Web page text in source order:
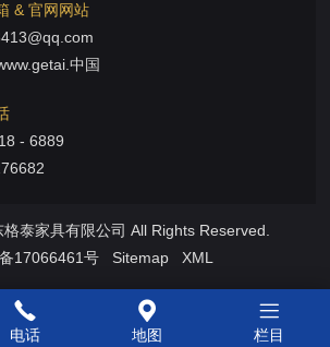
& 官网网站
中国
- 6889
泰家具有限公司 All Rights Reserved.
17066461号
Sitemap XML
电话 地图 栏目